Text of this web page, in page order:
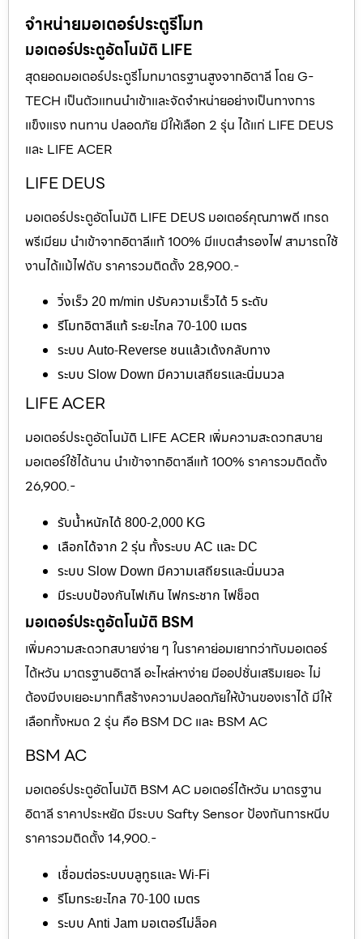
จำหน่ายมอเตอร์ประตูรีโมท
มอเตอร์ประตูอัตโนมัติ LIFE
สุดยอดมอเตอร์ประตูรีโมทมาตรฐานสูงจากอิตาลี โดย G-
TECH เป็นตัวแทนนำเข้าและจัดจำหน่ายอย่างเป็นทางการ
แข็งแรง ทนทาน ปลอดภัย มีให้เลือก 2 รุ่น ได้แก่ LIFE DEUS
และ LIFE ACER
LIFE DEUS
มอเตอร์ประตูอัตโนมัติ LIFE DEUS มอเตอร์คุณภาพดี เกรด
พรีเมียม นำเข้าจากอิตาลีแท้ 100% มีแบตสำรองไฟ สามารถใช้
งานได้แม้ไฟดับ ราคารวมติดตั้ง 28,900.-
วิ่งเร็ว 20 m/min ปรับความเร็วได้ 5 ระดับ
รีโมทอิตาลีแท้ ระยะไกล 70-100 เมตร
ระบบ Auto-Reverse ชนแล้วเด้งกลับทาง
ระบบ Slow Down มีความเสถียรและนิ่มนวล
LIFE ACER
มอเตอร์ประตูอัตโนมัติ LIFE ACER เพิ่มความสะดวกสบาย
มอเตอร์ใช้ได้นาน นำเข้าจากอิตาลีแท้ 100% ราคารวมติดตั้ง
26,900.-
รับน้ำหนักได้ 800-2,000 KG
เลือกได้จาก 2 รุ่น ทั้งระบบ AC และ DC
ระบบ Slow Down มีความเสถียรและนิ่มนวล
มีระบบป้องกันไฟเกิน ไฟกระชาก ไฟช็อต
มอเตอร์ประตูอัตโนมัติ BSM
เพิ่มความสะดวกสบายง่าย ๆ ในราคาย่อมเยากว่ากับมอเตอร์
ไต้หวัน มาตรฐานอิตาลี อะไหล่หาง่าย มีออปชั่นเสริมเยอะ ไม่
ต้องมีงบเยอะมากก็สร้างความปลอดภัยให้บ้านของเราได้ มีให้
เลือกทั้งหมด 2 รุ่น คือ BSM DC และ BSM AC
BSM AC
มอเตอร์ประตูอัตโนมัติ BSM AC มอเตอร์ไต้หวัน มาตรฐาน
อิตาลี ราคาประหยัด มีระบบ Safty Sensor ป้องกันการหนีบ
ราคารวมติดตั้ง 14,900.-
เชื่อมต่อระบบบลูทูธและ Wi-Fi
รีโมทระยะไกล 70-100 เมตร
ระบบ Anti Jam มอเตอร์ไม่ล็อค